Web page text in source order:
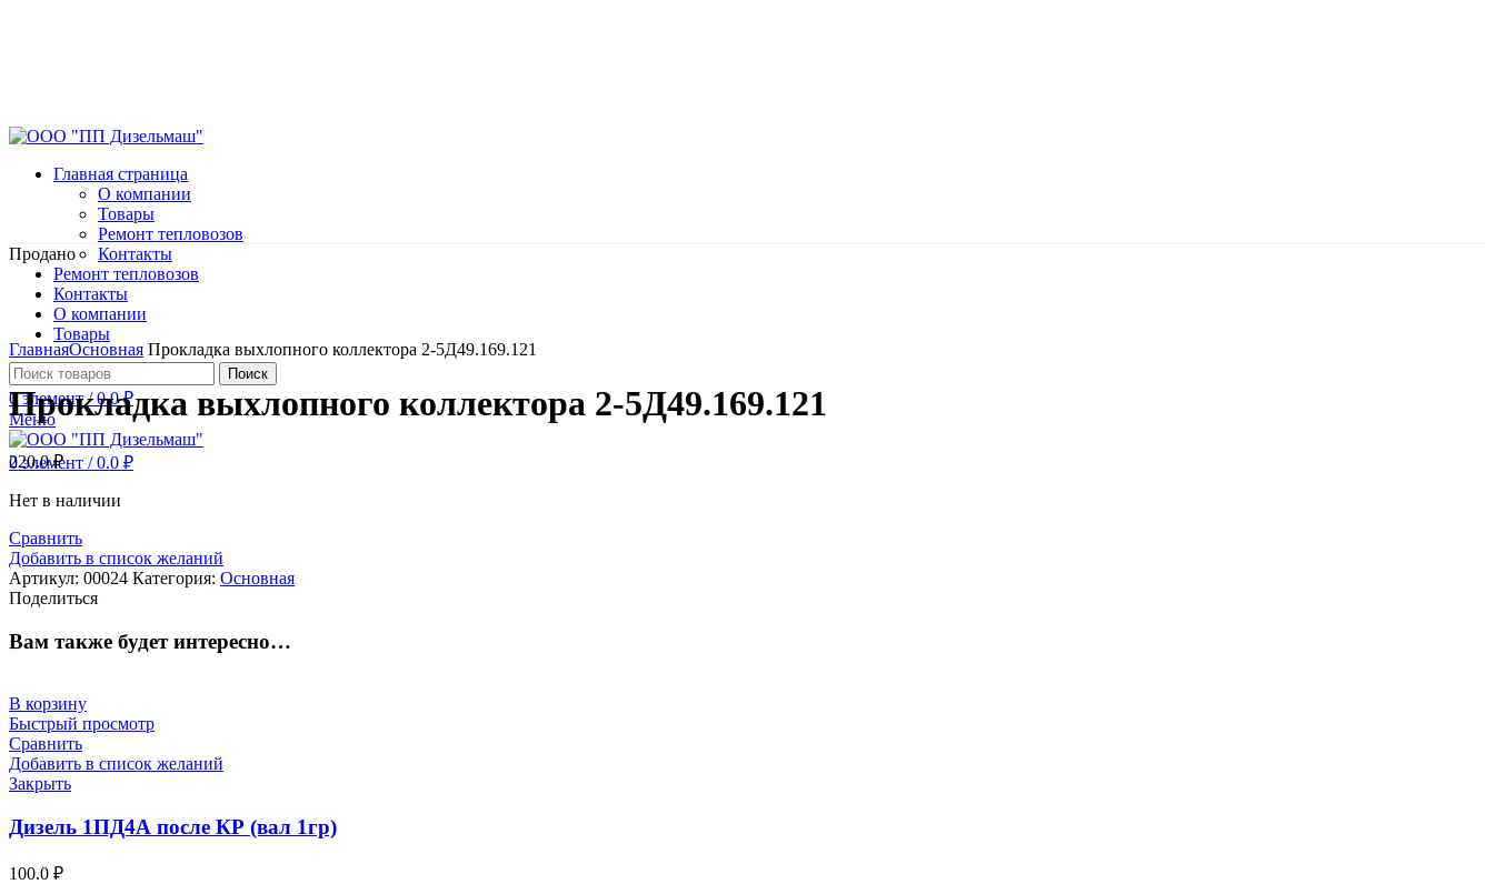
Главная страница
О компании
Товары
Ремонт тепловозов
Контакты
Ремонт тепловозов
Контакты
О компании
Товары
Поиск
0элемент / 0.0₽
Меню
0элемент / 0.0 ₽
Продано
Нажмите, чтобы увеличить
ГлавнаяОсновная Прокладка выхлопного коллектора 2-5Д49.169.121
Прокладка выхлопного коллектора 2-5Д49.169.121
220.0₽
Нет в наличии
Сравнить
Добавить в список желаний
Артикул: 00024 Категория: Основная
Поделиться
Вам также будет интересно…
В корзину
Быстрый просмотр
Сравнить
Добавить в список желаний
Закрыть
Дизель 1ПД4А после КР (вал 1гр)
100.0 ₽